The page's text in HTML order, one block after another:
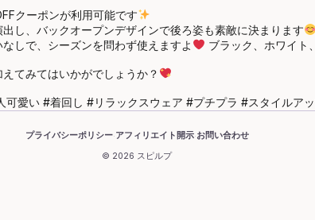
クーポンが利用可能です
し、バックオープンデザインで後ろ姿も素敵に決まります
しで、シーズンを問わず使えますよ
ブラック、ホワイト
てみてはいかがでしょうか？
愛い #着回し #リラックスウェア #プチプラ #スタイルア
プライバシーポリシー·アフィリエイト開示·お問い合わせ
© 2026 スピルプ